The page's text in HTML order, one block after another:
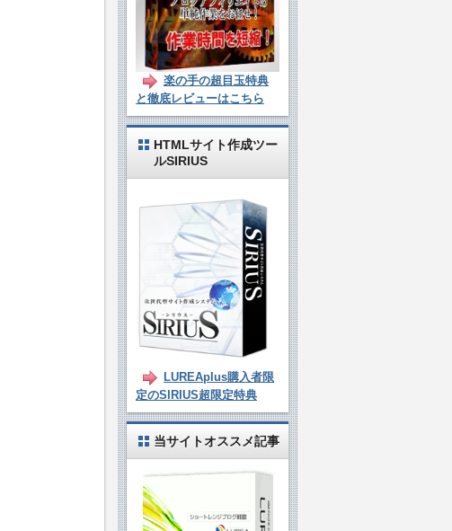
楽の手の超目玉特典
と徹底レビューはこちら
HTMLサイト作成ツー
ルSIRIUS
LUREAplus購入者限
定のSIRIUS超限定特典
当サイトオススメ記事